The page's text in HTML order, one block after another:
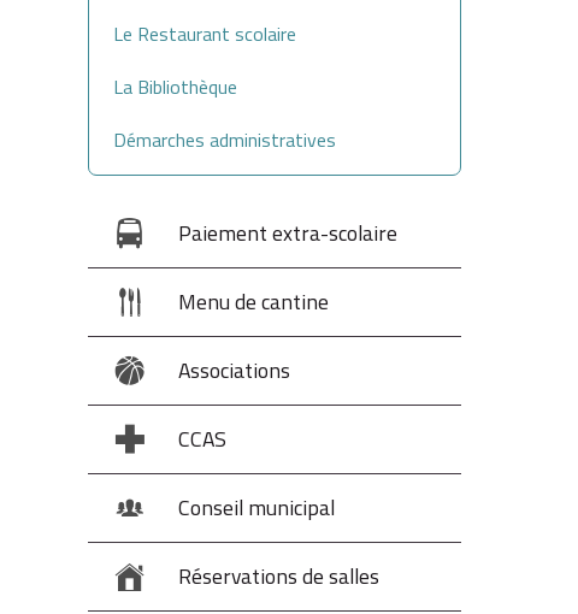
Le Restaurant scolaire
La Bibliothèque
Démarches administratives
Paiement extra-scolaire
Menu de cantine
Associations
CCAS
Conseil municipal
Réservations de salles